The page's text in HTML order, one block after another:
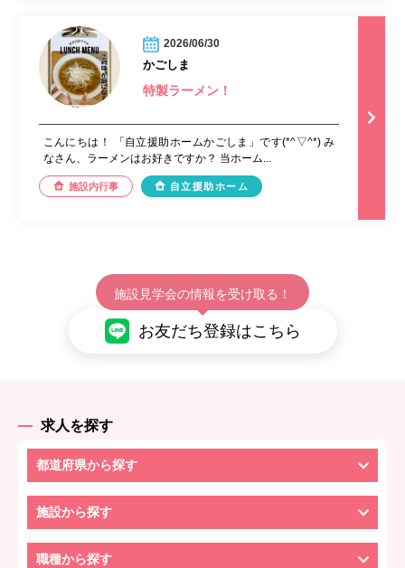
2026/06/30
かごしま
特製ラーメン！
こんにちは！ 「自立援助ホームかごしま」です(*^▽^*) み
なさん、ラーメンはお好きですか？ 当ホーム...
施設内行事 自立援助ホーム
施設見学会の情報を受け取る！
お友だち登録はこちら
求人を探す
都道府県から探す
施設から探す
職種から探す